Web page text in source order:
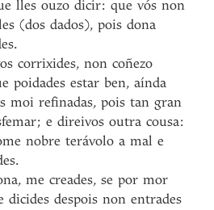
lles ouzo dicir: que vós non
(dos dados), pois dona
corrixides, non coñezo
poidades estar ben, aínda
moi refinadas, pois tan gran
e direivos outra cousa:
nobre terávolo a mal e
me creades, se por mor
dicides despois non entrades